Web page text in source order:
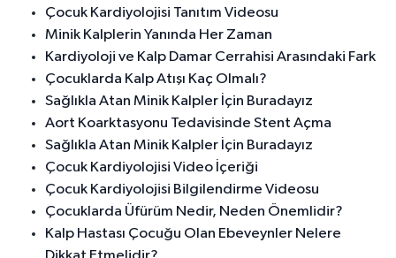
Çocuk Kardiyolojisi Tanıtım Videosu
Minik Kalplerin Yanında Her Zaman
Kardiyoloji ve Kalp Damar Cerrahisi Arasındaki Fark
Çocuklarda Kalp Atışı Kaç Olmalı?
Sağlıkla Atan Minik Kalpler İçin Buradayız
Aort Koarktasyonu Tedavisinde Stent Açma
Sağlıkla Atan Minik Kalpler İçin Buradayız
Çocuk Kardiyolojisi Video İçeriği
Çocuk Kardiyolojisi Bilgilendirme Videosu
Çocuklarda Üfürüm Nedir, Neden Önemlidir?
Kalp Hastası Çocuğu Olan Ebeveynler Nelere